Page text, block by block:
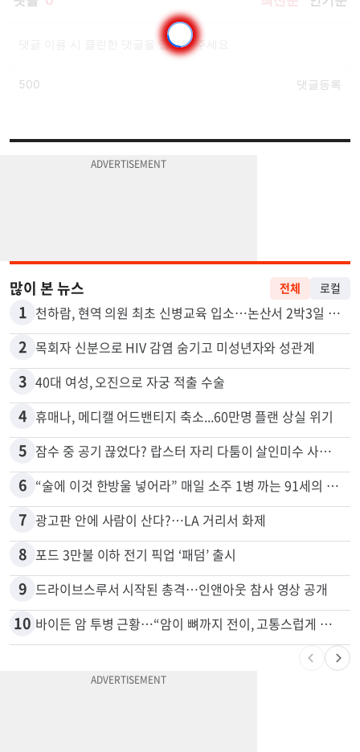
많이 본 뉴스
1
2 목회자 신분으로 HIV 감염 숨기고 미성년자와 성관계
3 40대 여성, 오진으로 자궁 적출 수술
4 휴매나, 메디캘 어드밴티지 축소...60만명 플랜 상실 위기
5 잠수 중 공기 끊었다? 랍스터 자리 다툼이 살인미수 사건으로
6
7 광고판 안에 사람이 산다?…LA 거리서 화제
8 포드 3만불 이하 전기 픽업 ‘패덤’ 출시
9 드라이브스루서 시작된 총격…인앤아웃 참사 영상 공개
바이든 암 투병 근황…“암이 뼈까지 전이, 고통스럽게 투병 중”